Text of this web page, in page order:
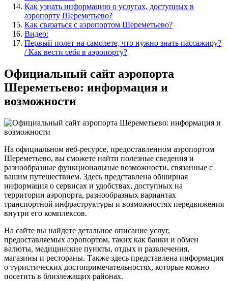
Как узнать информацию о услугах, доступных в
аэропорту Шереметьево?
Как связаться с аэропортом Шереметьево?
Видео:
Первый полет на самолете, что нужно знать пассажиру?
/ Как вести себя в аэропорту?
Официальный сайт аэропорта
Шереметьево: информация и
возможности
На официальном веб-ресурсе, предоставленном аэропортом
Шереметьево, вы сможете найти полезные сведения и
разнообразные функциональные возможности, связанные с
вашим путешествием. Здесь представлена обширная
информация о сервисах и удобствах, доступных на
территории аэропорта, разнообразных вариантах
транспортной инфраструктуры и возможностях передвижения
внутри его комплексов.
На сайте вы найдете детальное описание услуг,
предоставляемых аэропортом, таких как банки и обмен
валюты, медицинские пункты, отдых и развлечения,
магазины и рестораны. Также здесь представлена информация
о туристических достопримечательностях, которые можно
посетить в близлежащих районах.